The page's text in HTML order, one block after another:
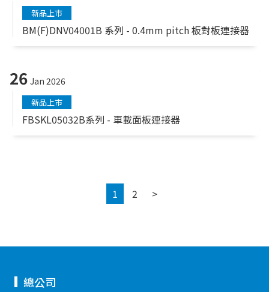
新品上市
BM(F)DNV04001B 系列 - 0.4mm pitch 板對板連接器
26 Jan 2026
新品上市
FBSKL05032B系列 - 車載面板連接器
1 2 >Next
總公司